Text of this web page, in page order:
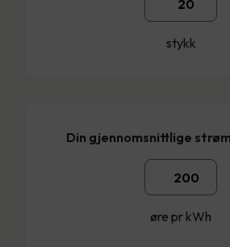
stykk
Din gjennomsnittlige
øre pr kWh